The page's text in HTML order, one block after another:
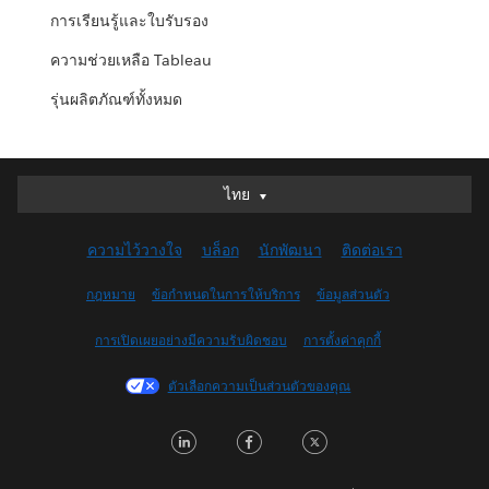
การเรียนรู้และใบรับรอง
ความช่วยเหลือ Tableau
รุ่นผลิตภัณฑ์ทั้งหมด
ไทย
ไทย
English (UK)
English (US)
Français (Canada)
Français (France)
日本語
ความไว้วางใจ บล็อก นักพัฒนา ติดต่อเรา
กฎหมาย ข้อกำหนดในการให้บริการ ข้อมูลส่วนตัว
การเปิดเผยอย่างมีความรับผิดชอบ การตั้งค่าคุกกี้
ตัวเลือกความเป็นส่วนตัวของคุณ
LinkedInFacebook